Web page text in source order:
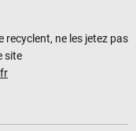
recyclent, ne les jetez pas
site